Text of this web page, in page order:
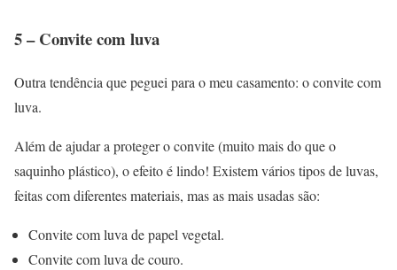
5 – Convite com luva
Outra tendência que peguei para o meu casamento: o convite com
luva.
Além de ajudar a proteger o convite (muito mais do que o
saquinho plástico), o efeito é lindo! Existem vários tipos de luvas,
feitas com diferentes materiais, mas as mais usadas são:
Convite com luva de papel vegetal.
Convite com luva de couro.